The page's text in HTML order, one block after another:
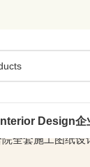
Interior Design企
全套施工图纸设